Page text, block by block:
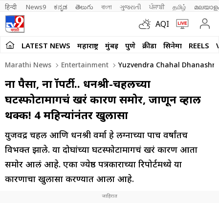
हिन्दी News9 ಕನ್ನಡ తెలుగు বাংলা ગુજરાતી ਪੰਜਾਬੀ தமிழ்
AQI
LATEST NEWS महाराष्ट्र मुंबई पुणे क्रीडा सिनेमा REELS
Marathi News Entertainment Yuzvendra Chahal
ना पैसा, ना प्रॉपर्टी.. धनश्री-चहलच्या
घटस्फोटामागचं खरं कारण समोर, जाणून व्हाल
थक्क! 4 महिन्यांनंतर खुलासा
युजवेंद्र चहल आणि धनश्री वर्मा हे लग्नाच्या पाच वर्षांतच
विभक्त झाले. या दोघांच्या घटस्फोटामागचं खरं कारण आता
समोर आलं आहे. एका ज्येष्ठ पत्रकाराच्या रिपोर्टमध्ये या
कारणाचा खुलासा करण्यात आला आहे.